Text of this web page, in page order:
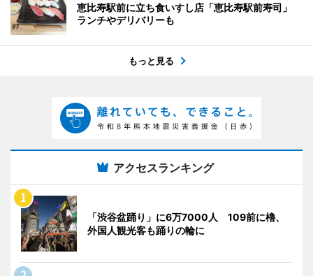
恵比寿駅前に立ち食いすし店「恵比寿駅前寿司」
ランチやデリバリーも
もっと見る
アクセスランキング
「渋谷盆踊り」に6万7000人 109前に櫓、
外国人観光客も踊りの輪に